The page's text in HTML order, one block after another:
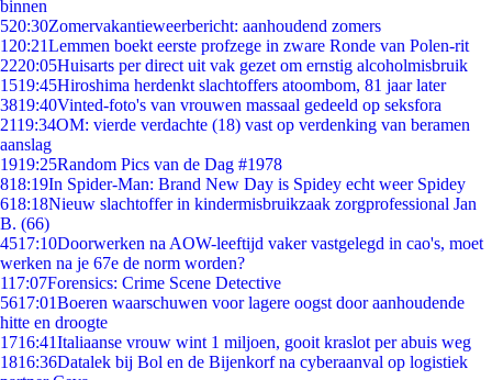
binnen
520:30Zomervakantieweerbericht: aanhoudend zomers
1 20:21Lemmen boekt eerste profzege in zware Ronde van Polen-rit
2220:05Huisarts per direct uit vak gezet om ernstig alcoholmisbruik
1519:45Hiroshima herdenkt slachtoffers atoombom, 81 jaar later
3819:40Vinted-foto's van vrouwen massaal gedeeld op seksfora
2119:34OM: vierde verdachte (18) vast op verdenking van beramen
aanslag
1919:25Random Pics van de Dag #1978
818:19In Spider-Man: Brand New Day is Spidey echt weer Spidey
618:18Nieuw slachtoffer in kindermisbruikzaak zorgprofessional Jan
B. (66)
4517:10Doorwerken na AOW-leeftijd vaker vastgelegd in cao's, moet
werken na je 67e de norm worden?
117:07Forensics: Crime Scene Detective
5617:01Boeren waarschuwen voor lagere oogst door aanhoudende
hitte en droogte
1716:41Italiaanse vrouw wint 1 miljoen, gooit kraslot per abuis weg
1816:36Datalek bij Bol en de Bijenkorf na cyberaanval op logistiek